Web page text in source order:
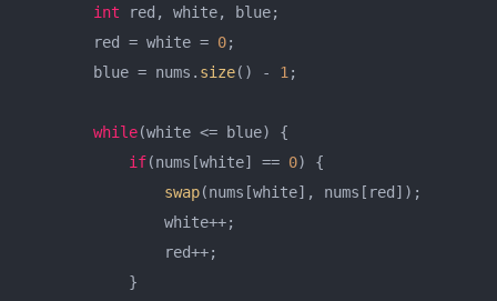
int red, white, blue;
        red = white =
0;
        blue = nums.
size() - 1 ;
while(white <= blue) {
if(nums[white] == 0) {
swap(nums[white], nums[red]);
                white++;
                red++;
            }